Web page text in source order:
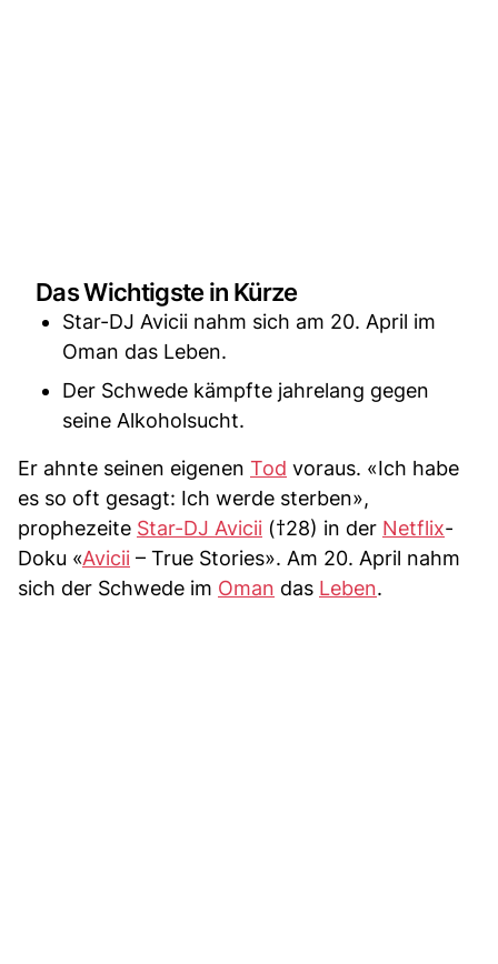
Das Wichtigste in Kürze
Star-DJ Avicii nahm sich am 20. April im
Oman das Leben.
Der Schwede kämpfte jahrelang gegen
seine Alkoholsucht.
Er ahnte seinen eigenen Tod voraus. «Ich habe
es so oft gesagt: Ich werde sterben»,
prophezeite Star-DJ Avicii (†28) in der Netflix-
Doku «Avicii – True Stories». Am 20. April nahm
sich der Schwede im Oman das Leben.